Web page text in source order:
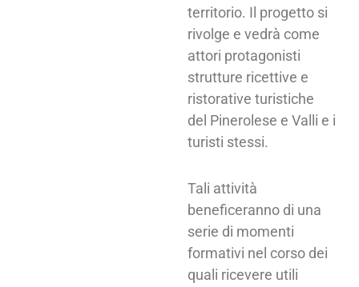
territorio. Il progetto si
rivolge e vedrà come
attori protagonisti
strutture ricettive e
ristorative turistiche
del Pinerolese e Valli e i
turisti stessi.
Tali attività
beneficeranno di una
serie di momenti
formativi nel corso dei
quali ricevere utili